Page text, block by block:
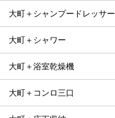
大町＋シャンプードレッサー
大町＋シャワー
大町＋浴室乾燥機
大町＋コンロ三口